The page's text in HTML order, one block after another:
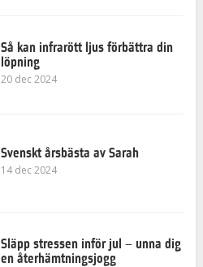
Så kan infrarött ljus förbättra din
löpning
20 dec 2024
Svenskt årsbästa av Sarah
14 dec 2024
Släpp stressen inför jul – unna dig
en återhämtningsjogg